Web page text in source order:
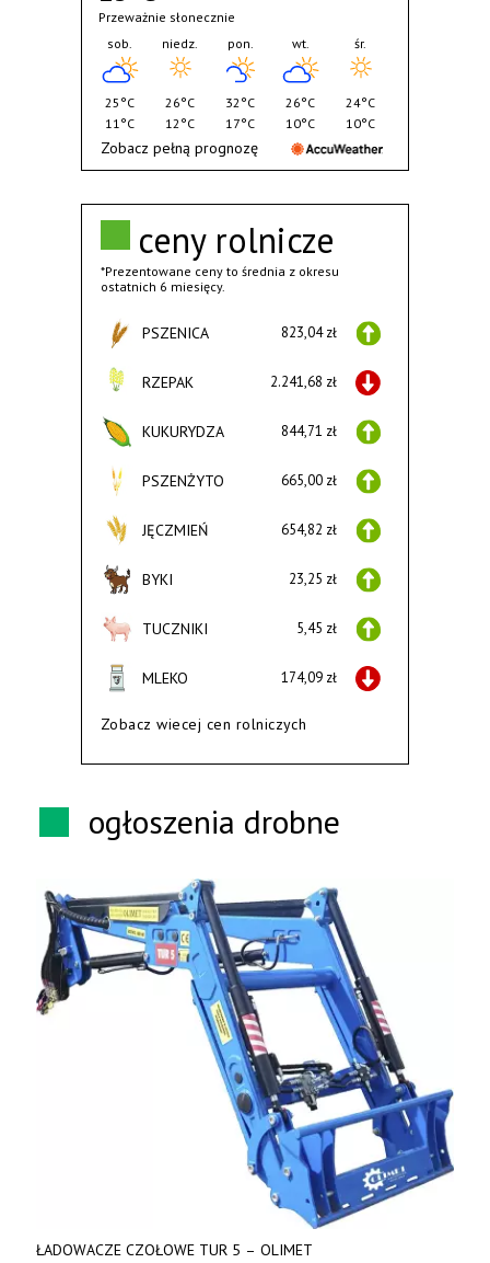
ceny rolnicze
*Prezentowane ceny to średnia z okresu
ostatnich 6 miesięcy.
PSZENICA 823,04 zł
RZEPAK 2.241,68 zł
KUKURYDZA 844,71 zł
PSZENŻYTO 665,00 zł
JĘCZMIEŃ 654,82 zł
BYKI 23,25 zł
TUCZNIKI 5,45 zł
MLEKO 174,09 zł
Zobacz wiecej cen rolniczych
Przeważnie słonecznie
sob.
25°C
11°C
niedz.
26°C
12°C
pon.
32°C
17°C
wt.
26°C
10°C
śr.
24°C
10°C
Zobacz pełną prognozę
ogłoszenia drobne
ŁADOWACZE CZOŁOWE TUR 5 – OLIMET